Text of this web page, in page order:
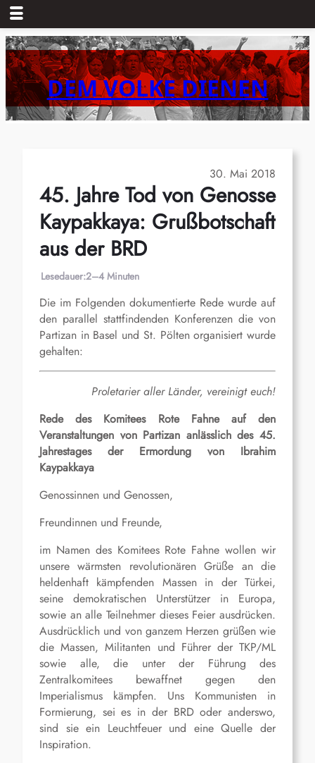
Zum
Inhalt
springenDEM VOLKE DIENEN
30. Mai 2018
45. Jahre Tod von Genosse
Kaypakkaya: Grußbotschaft
aus der BRD
Lesedauer:2–4 Minuten
Die im Folgenden dokumentierte Rede wurde auf
den parallel stattfindenden Konferenzen die von
Partizan in Basel und St. Pölten organisiert wurde
gehalten:
Proletarier aller Länder, vereinigt euch!
Rede des Komitees Rote Fahne auf den
Veranstaltungen von Partizan anlässlich des 45.
Jahrestages der Ermordung von Ibrahim
Kaypakkaya
Genossinnen und Genossen,
Freundinnen und Freunde,
im Namen des Komitees Rote Fahne wollen wir
unsere wärmsten revolutionären Grüße an die
heldenhaft kämpfenden Massen in der Türkei,
seine demokratischen Unterstützer in Europa,
sowie an alle Teilnehmer dieses Feier ausdrücken.
Ausdrücklich und von ganzem Herzen grüßen wie
die Massen, Militanten und Führer der TKP/ML
sowie alle, die unter der Führung des
Zentralkomitees bewaffnet gegen den
Imperialismus kämpfen. Uns Kommunisten in
Formierung, sei es in der BRD oder anderswo,
sind sie ein Leuchtfeuer und eine Quelle der
Inspiration.